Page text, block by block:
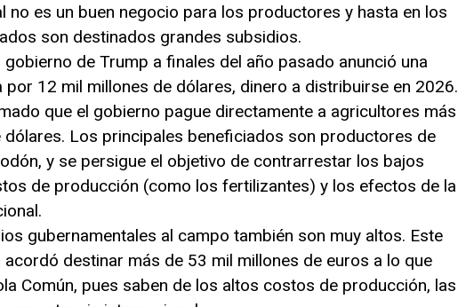
no es un buen negocio para los productores y hasta en los
son destinados grandes subsidios.
gobierno de Trump a finales del año pasado anunció una
por 12 mil millones de dólares, dinero a distribuirse en 2026.
que el gobierno pague directamente a agricultores más
dólares. Los principales beneficiados son productores de
y se persigue el objetivo de contrarrestar los bajos
de producción (como los fertilizantes) y los efectos de la
gubernamentales al campo también son muy altos. Este
acordó destinar más de 53 mil millones de euros a lo que
Común, pues saben de los altos costos de producción, las